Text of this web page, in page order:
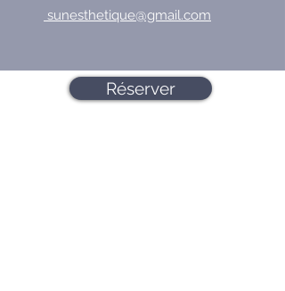
sunesthetique@gmail.com
Réserver